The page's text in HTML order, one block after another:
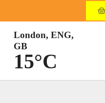
London, ENG,
GB
15°C